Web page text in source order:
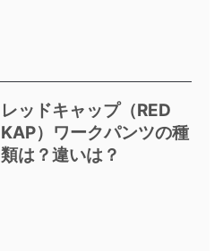
レッドキャップ（RED
KAP）ワークパンツの種
類は？違いは？